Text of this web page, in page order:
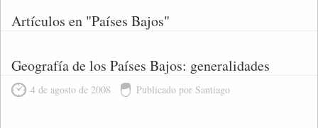
Artículos en "Países Bajos"
Geografía de los Países Bajos: generalidades
4 de agosto de 2008 Publicado por Santiago